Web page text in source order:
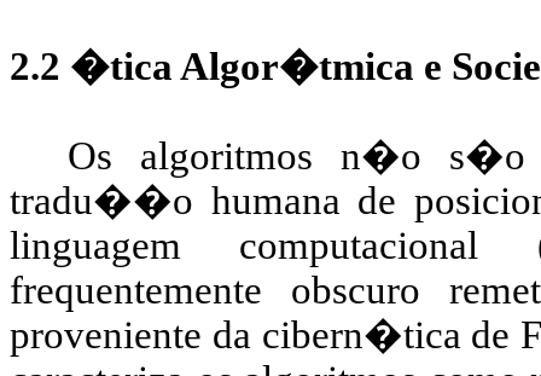
2.2 �tica Algor�tmica e
Os algoritmos n�o s�o
tradu��o humana de
linguagem
frequentemente obscuro
proveniente da cibern�tica de